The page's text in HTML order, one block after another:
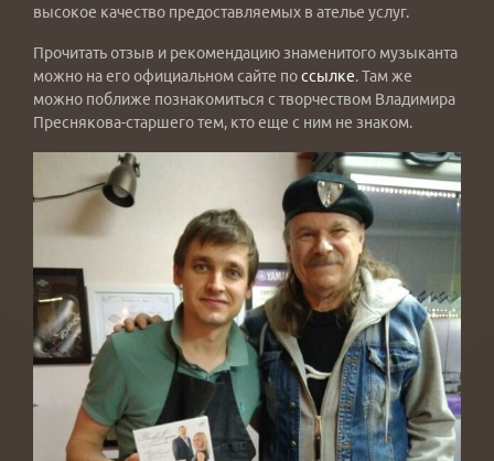
высокое качество предоставляемых в ателье услуг.
Прочитать отзыв и рекомендацию знаменитого музыканта
можно на его официальном сайте поссылке. Там же
можно поближе познакомиться с творчеством Владимира
Преснякова-старшего тем, кто еще с ним не знаком.